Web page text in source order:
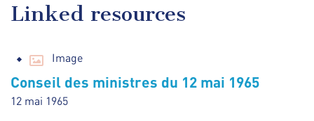
Linked resources
Image
Conseil des ministres du 12 mai 1965
12 mai 1965